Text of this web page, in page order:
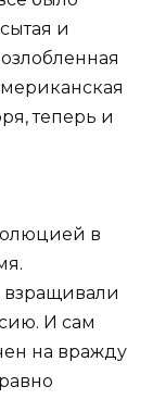
и
теперь и
в
взращивали
И сам
на вражду